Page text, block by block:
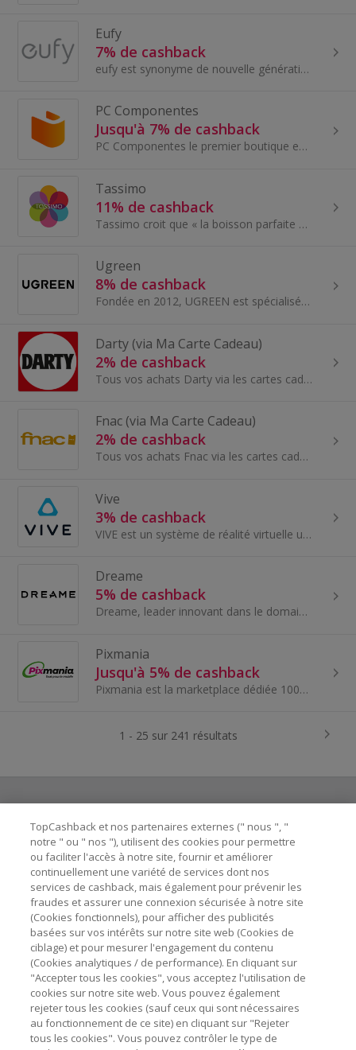
Eufy
7% de cashback
eufy est synonyme de nouvelle génération d'appareils avancés qui embellissent votre maison intelligente.
PC Componentes
Jusqu'à 7% de cashback
PC Componentes le premier boutique en ligne technologique, basé sur la confiance, l'expérience d'achat et la connaissance du secteur technologique...
Tassimo
11% de cashback
Tassimo croit que « la boisson parfaite peut mener à la journée parfaite ». Cet état d'esprit se reflète dans leur vaste gamme de produits...
Ugreen
8% de cashback
Fondée en 2012, UGREEN est spécialisée dans la fourniture de solutions numériques pour les consommateurs du monde entier. Son offre s'étend des app...
Darty (via Ma Carte Cadeau)
2% de cashback
Tous vos achats Darty via les cartes cadeaux Ma Carte Cadeau pour économiser un maximum sur vos achats en ligne comme en magasin - Électroménager...
Fnac (via Ma Carte Cadeau)
2% de cashback
Tous vos achats Fnac via les cartes cadeaux Ma Carte Cadeau pour économiser un maximum sur vos achats en ligne comme en magasin - articles électron...
Vive
3% de cashback
VIVE est un système de réalité virtuelle unique en son genre. Laissez-vous surprendre visuellement, physiquement et émotionnellement par de nouveaux m
Dreame
5% de cashback
Dreame, leader innovant dans le domaine des technologies intelligentes pour l'entretien ménager, propose une gamme de produits hautement performant...
Pixmania
Jusqu'à 5% de cashback
Pixmania est la marketplace dédiée 100% au Mobile neuf et reconditionné et tout ce qui l'entoure (coques, verres de protection, son...)...
1 - 25 sur 241 résultats
Besoin d'aide ?
Astuces pour économiser
A propos de
Contactez-nous
Mentions légales
TopCashback et nos partenaires externes (" nous ", "
notre " ou " nos "), utilisent des cookies pour permettre
ou faciliter l'accès à notre site, fournir et améliorer
continuellement une variété de services dont nos
services de cashback, mais également pour prévenir les
fraudes et assurer une connexion sécurisée à notre site
(Cookies fonctionnels), pour afficher des publicités
basées sur vos intérêts sur notre site web (Cookies de
ciblage) et pour mesurer l'engagement du contenu
(Cookies analytiques / de performance). En cliquant sur
"Accepter tous les cookies", vous acceptez l'utilisation de
cookies sur notre site web. Vous pouvez également
rejeter tous les cookies (sauf ceux qui sont nécessaires
au fonctionnement de ce site) en cliquant sur "Rejeter
tous les cookies". Vous pouvez contrôler le type de